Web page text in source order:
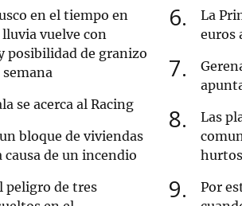
en el tiempo en
vuelve con
posibilidad de granizo
se acerca al Racing
bloque de viviendas
causa de un incendio
peligro de tres
6
La
euros
7
8
Las
9
Por